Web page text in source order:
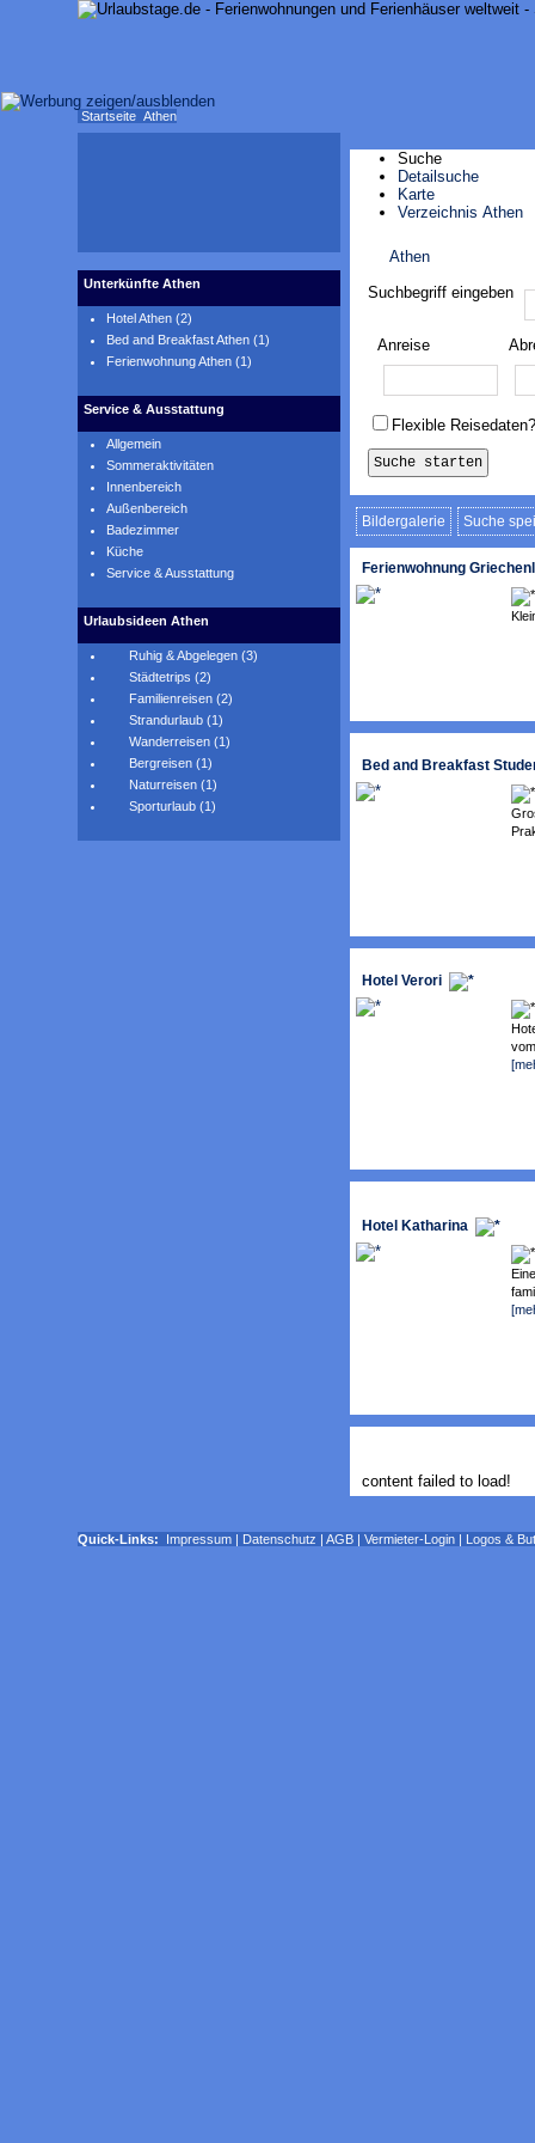
Startseite Athen
Karte anzeigen
Unterkünfte Athen
Hotel Athen (2)
Bed and Breakfast Athen (1)
Ferienwohnung Athen (1)
Service & Ausstattung
Allgemein
Sommeraktivitäten
Innenbereich
Außenbereich
Badezimmer
Küche
Service & Ausstattung
Urlaubsideen Athen
Ruhig & Abgelegen (3)
Städtetrips (2)
Familienreisen (2)
Strandurlaub (1)
Wanderreisen (1)
Bergreisen (1)
Naturreisen (1)
Sporturlaub (1)
Suche
Detailsuche
Karte
Verzeichnis Athen
Athen
Suchbegriff eingeben
Anreise
Flexible
Bildergalerie Suche
Ferienwohnung
Bed and Breakfast
Hotel Verori
Hotel Katharina
content failed to load!
Quick-Links: Impressum | Datenschutz | AGB | Vermieter-Login | Logos &